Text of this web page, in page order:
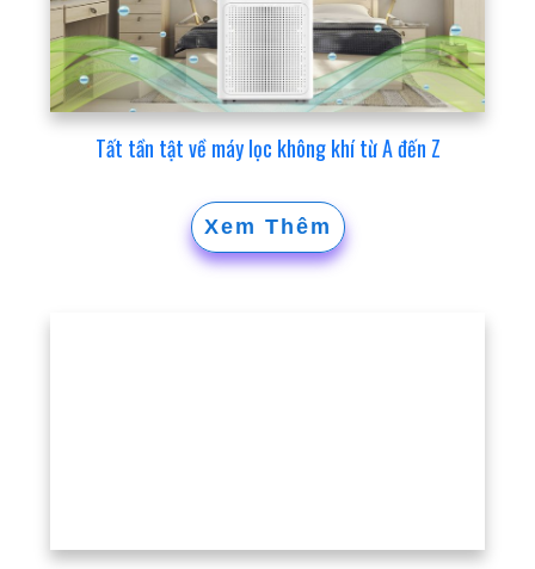
Tất tần tật về máy lọc không khí từ A đến Z
Xem Thêm